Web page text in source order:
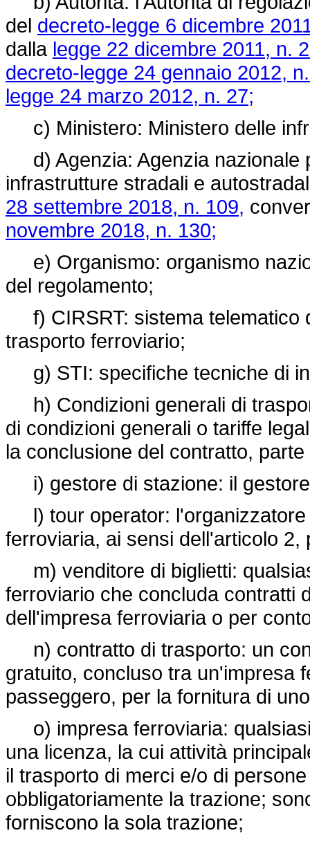
del decreto-legge 6 dicembre
dalla legge 22 dicembre 2011, n.
decreto-legge 24 gennaio 2012,
legge 24 marzo 2012, n. 27;
c) Ministero: Ministero delle
d) Agenzia: Agenzia nazionale
infrastrutture stradali e
28 settembre 2018, n. 109,
novembre 2018, n. 130;
e) Organismo: organismo
del regolamento;
f) CIRSRT: sistema telematico
trasporto ferroviario;
g) STI: specifiche tecniche di
h) Condizioni generali di
di condizioni generali o tariffe
la conclusione del contratto,
i) gestore di stazione: il
l) tour operator: l'organizzatore
ferroviaria, ai sensi dell'articolo
m) venditore di biglietti:
ferroviario che concluda contratti
dell'impresa ferroviaria o per
n) contratto di trasporto: un
gratuito, concluso tra un'impresa
passeggero, per la fornitura di
o) impresa ferroviaria:
una licenza, la cui attività
il trasporto di merci e/o di
obbligatoriamente la trazione;
forniscono la sola trazione;